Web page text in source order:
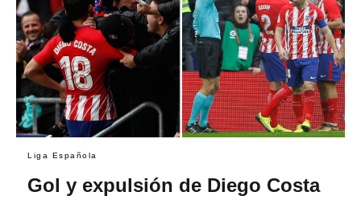
Liga Española
Gol y expulsión de Diego Costa